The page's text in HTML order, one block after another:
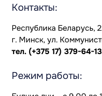
Контакты:
Республика Беларусь,
г. Минск, ул.
тел. (+375 17) 379-64-13
Режим работы: